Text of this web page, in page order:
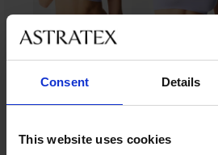
Consent Details
This website uses cookies
Ze stejné